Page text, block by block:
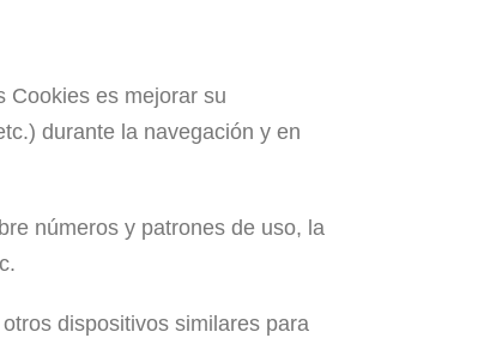
Cookies es mejorar su
durante la navegación y en
números y patrones de uso, la
dispositivos similares para